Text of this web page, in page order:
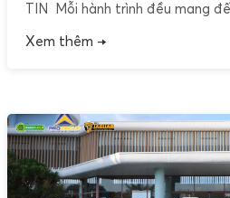
TIN Mỗi hành trình đều mang
của thiên nhiên và cũng có khi là
Xem thêm →